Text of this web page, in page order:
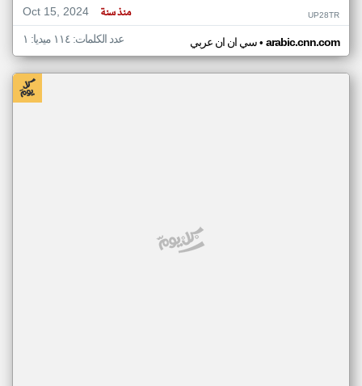
Oct 15, 2024
منذ سنة UP28TR
سي ان ان عربي• arabic.cnn.com عدد الكلمات: ١١٤ ميديا: ١